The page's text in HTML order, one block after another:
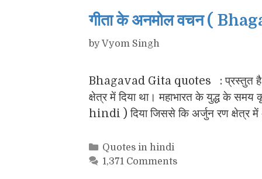
गीता के अनमोल वचन (
byVyom Singh
Bhagavad Gita quotes : प्रस्तुत है
क्षेत्र में दिया था। महाभारत के युद्ध के
hindi ) दिया जिससे कि अर्जुन रण क्षेत्र
Categories
Quotes in hindi
1,371 Comments